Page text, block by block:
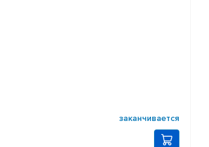
заканчивается